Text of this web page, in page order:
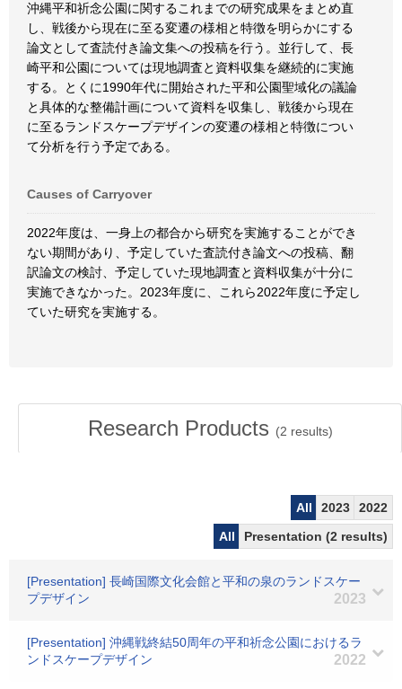
沖縄平和祈念公園に関するこれまでの研究成果をまとめ直
し、戦後から現在に至る変遷の様相と特徴を明らかにする
論文として査読付き論文集への投稿を行う。並行して、長
崎平和公園については現地調査と資料収集を継続的に実施
する。とくに1990年代に開始された平和公園聖域化の議論
と具体的な整備計画について資料を収集し、戦後から現在
に至るランドスケープデザインの変遷の様相と特徴につい
て分析を行う予定である。
Causes of Carryover
2022年度は、一身上の都合から研究を実施することができ
ない期間があり、予定していた査読付き論文への投稿、翻
訳論文の検討、予定していた現地調査と資料収集が十分に
実施できなかった。2023年度に、これら2022年度に予定し
ていた研究を実施する。
Research Products (2 results)
All 2023
2022
All
Presentation (2 results)
[Presentation] 長崎国際文化会館と平和の泉のランドスケー
プデザイン
2023
[Presentation] 沖縄戦終結50周年の平和祈念公園におけるラ
ンドスケープデザイン
2022